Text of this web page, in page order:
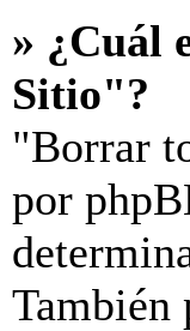
» ¿Cuál
Sitio"?
"Borrar
por
También